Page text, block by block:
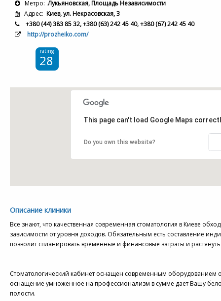
Метро:Лукьяновская, Площадь Независимости
Адрес: Киев, ул. Некрасовская, 3
+380 (44) 383 85 32, +380 (63) 242 45 40, +380 (67) 242 45 40
http://prozheiko.com/
rating
28
This page can't load Google Maps
Do you own this website?
Описание клиники
Все знают, что качественная современная стоматология в Киеве
зависимости от уровня доходов. Обязательным есть составление
позволит спланировать временные и финансовые затраты и
Стоматологический кабинет оснащен современным оборудованием
оснащение умноженное на профессионализм в сумме дает Вашу
полости.